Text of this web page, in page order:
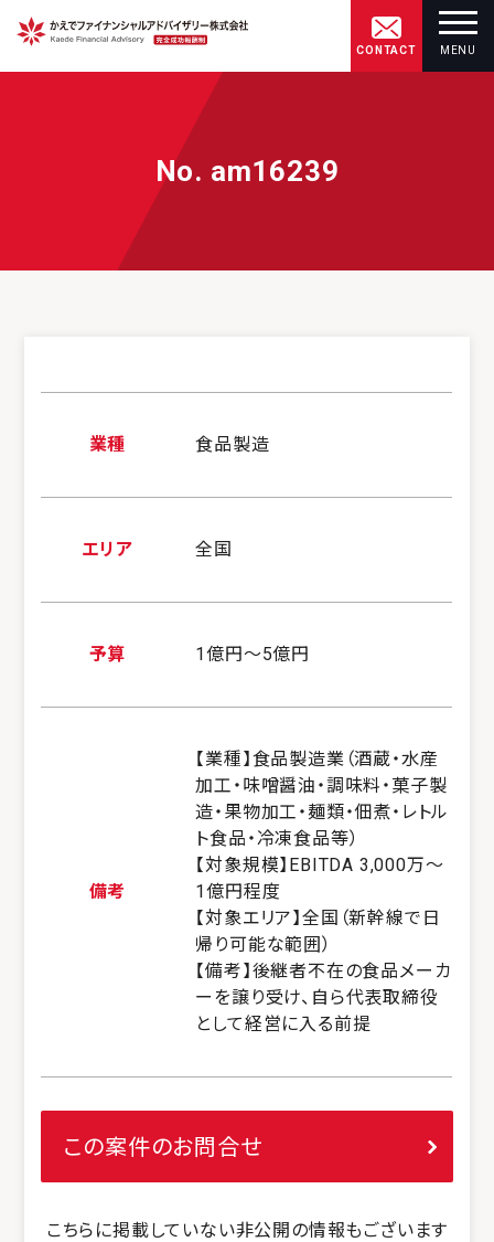
CONTACT MENU
No. am16239
業種 食品製造
エリア 全国
予算 1億円～5億円
備考
【業種】食品製造業（酒蔵・水産
加工・味噌醤油・調味料・菓子製
造・果物加工・麺類・佃煮・レトル
ト食品・冷凍食品等）
【対象規模】EBITDA 3,000万〜
1億円程度
【対象エリア】全国（新幹線で日
帰り可能な範囲）
【備考】後継者不在の食品メーカ
ーを譲り受け、自ら代表取締役
として経営に入る前提
この案件のお問合せ
こちらに掲載していない非公開の情報もございます